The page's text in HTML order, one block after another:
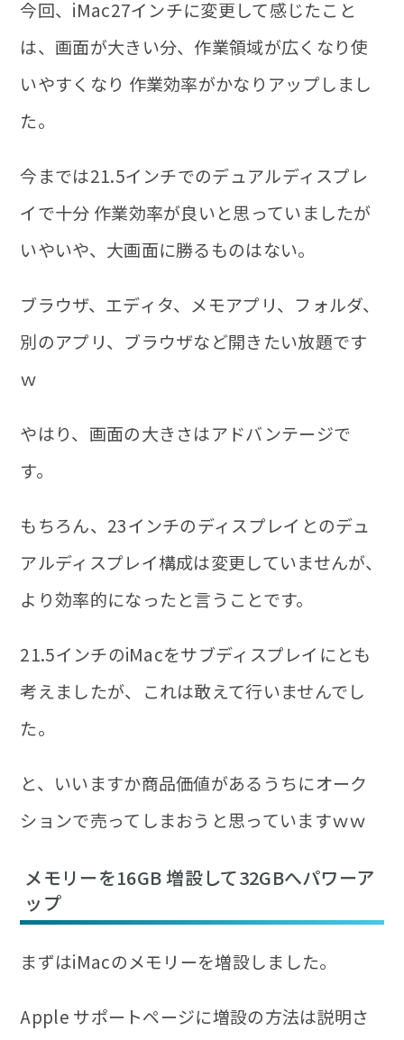
今回、iMac27インチに変更して感じたこと
は、 画面が大きい分、作業領域が広くなり使
いやすくなり 作業効率がかなりアップしまし
た。
今までは21.5インチでのデュアルディスプレ
イで十分 作業効率が良いと思っていましたが
いやいや、大画面に勝るものはない。
ブラウザ、エディタ、メモアプリ、フォルダ、
別のアプリ、ブラウザなど開きたい放題です
ｗ
やはり、画面の大きさはアドバンテージで
す。
もちろん、23インチのディスプレイとのデュ
アルディスプレイ構成は変更していませんが、
より効率的になったと言うことです。
21.5インチのiMacをサブディスプレイにとも
考えましたが、これは敢えて行いませんでし
た。
と、いいますか商品価値があるうちにオーク
ションで売ってしまおうと思っていますｗｗ
メモリーを16GB 増設して32GBへパワーア
ップ
まずはiMacのメモリーを増設しました。
Apple サポートページに増設の方法は説明さ